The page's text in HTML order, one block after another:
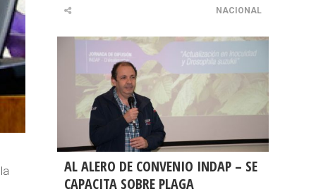
NACIONAL
AL ALERO DE CONVENIO INDAP – SE
CAPACITA SOBRE PLAGA